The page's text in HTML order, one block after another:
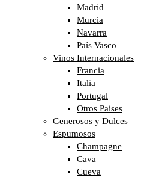
Madrid
Murcia
Navarra
País Vasco
Vinos Internacionales
Francia
Italia
Portugal
Otros Paises
Generosos y Dulces
Espumosos
Champagne
Cava
Cueva